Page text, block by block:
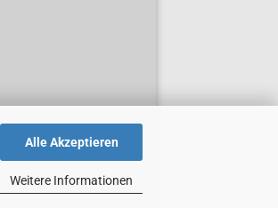
Alle Akzeptieren
Weitere Informationen